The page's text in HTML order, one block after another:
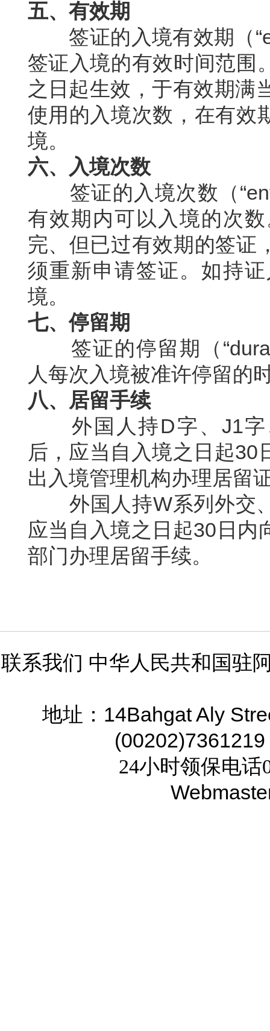
五、有效期
签证的入境有效期（
签证入境的有效时间范围
之日起生效，于有效期满
使用的入境次数，在有效
境。
六、入境次数
签证的入境次数（
有效期内可以入境的次
完、但已过有效期的签证
须重新申请签证。如持
境。
七、停留期
签证的停留期（
人每次入境被准许停留的
八、居留手续
外国人持D字、 J1
后，应当自入境之日起30
出入境管理机构办理居留
外国人持W系列外交
应当自入境之日起30 日内
部门办理居留手续。
联系我们 中华人民共和国驻
地址： 14Bahgat Aly
(00202)7361219
24小时领保电话